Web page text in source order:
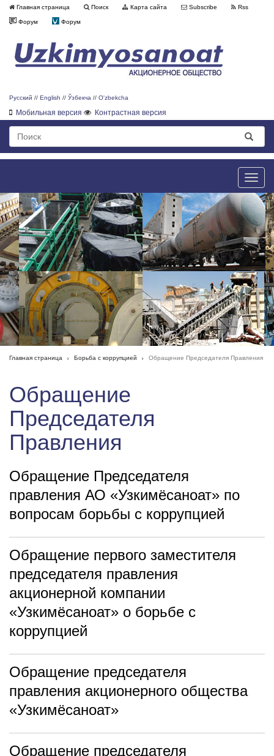
Главная страница Поиск Карта сайта Subscribe Rss
Форум Форум
Русский // English // Ўзбекча // O'zbekcha
Мобильная версия Контрастная версия
Toggle
Главная страница Борьба с коррупцией Обращение Председателя Правления
Обращение
Председателя
Правления
Обращение Председателя
правления АО «Узкимёсаноат» по
вопросам борьбы с коррупцией
Обращение первого заместителя
председателя правления
акционерной компании
«Узкимёсаноат» о борьбе с
коррупцией
Обращение председателя
правления акционерного общества
«Узкимёсаноат»
Обращение председателя